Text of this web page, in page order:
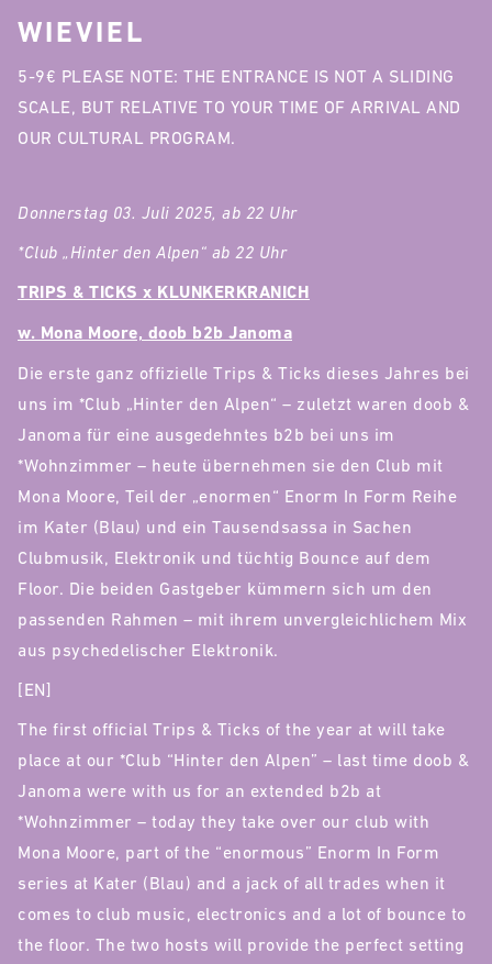
Donnerstag 03. Juli 2025, ab 22 Uhr
*Club „Hinter den Alpen“ ab 22 Uhr
TRIPS & TICKS x KLUNKERKRANICH
w. Mona Moore, doob b2b Janoma
Die erste ganz offizielle Trips & Ticks dieses Jahres bei
uns im *Club „Hinter den Alpen“ – zuletzt waren doob &
Janoma für eine ausgedehntes b2b bei uns im
*Wohnzimmer – heute übernehmen sie den Club mit
Mona Moore, Teil der „enormen“ Enorm In Form Reihe
im Kater (Blau) und ein Tausendsassa in Sachen
Clubmusik, Elektronik und tüchtig Bounce auf dem
Floor. Die beiden Gastgeber kümmern sich um den
passenden Rahmen – mit ihrem unvergleichlichem Mix
aus psychedelischer Elektronik.
[EN]
The first official Trips & Ticks of the year at will take
place at our *Club “Hinter den Alpen” – last time doob &
Janoma were with us for an extended b2b at
*Wohnzimmer – today they take over our club with
Mona Moore, part of the “enormous” Enorm In Form
series at Kater (Blau) and a jack of all trades when it
comes to club music, electronics and a lot of bounce to
the floor. The two hosts will provide the perfect setting
WIEVIEL
5-9€ PLEASE NOTE: THE ENTRANCE IS NOT A SLIDING
SCALE, BUT RELATIVE TO YOUR TIME OF ARRIVAL AND
OUR CULTURAL PROGRAM.